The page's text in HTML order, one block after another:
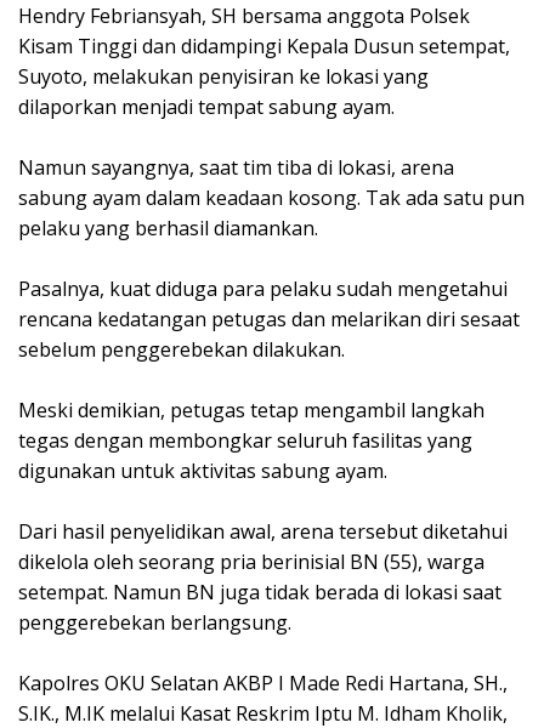
Hendry Febriansyah, SH bersama anggota Polsek
Kisam Tinggi dan didampingi Kepala Dusun setempat,
Suyoto, melakukan penyisiran ke lokasi yang
dilaporkan menjadi tempat sabung ayam.
Namun sayangnya, saat tim tiba di lokasi, arena
sabung ayam dalam keadaan kosong. Tak ada satu pun
pelaku yang berhasil diamankan.
Pasalnya, kuat diduga para pelaku sudah mengetahui
rencana kedatangan petugas dan melarikan diri sesaat
sebelum penggerebekan dilakukan.
Meski demikian, petugas tetap mengambil langkah
tegas dengan membongkar seluruh fasilitas yang
digunakan untuk aktivitas sabung ayam.
Dari hasil penyelidikan awal, arena tersebut diketahui
dikelola oleh seorang pria berinisial BN (55), warga
setempat. Namun BN juga tidak berada di lokasi saat
penggerebekan berlangsung.
Kapolres OKU Selatan AKBP I Made Redi Hartana, SH.,
S.IK., M.IK melalui Kasat Reskrim Iptu M. Idham Kholik,